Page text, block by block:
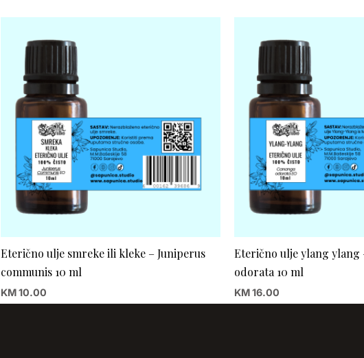
Eterično ulje smreke ili kleke – Juniperus
communis 10 ml
KM10.00
Eterično ulje ylang ylang
odorata 10 ml
KM16.00